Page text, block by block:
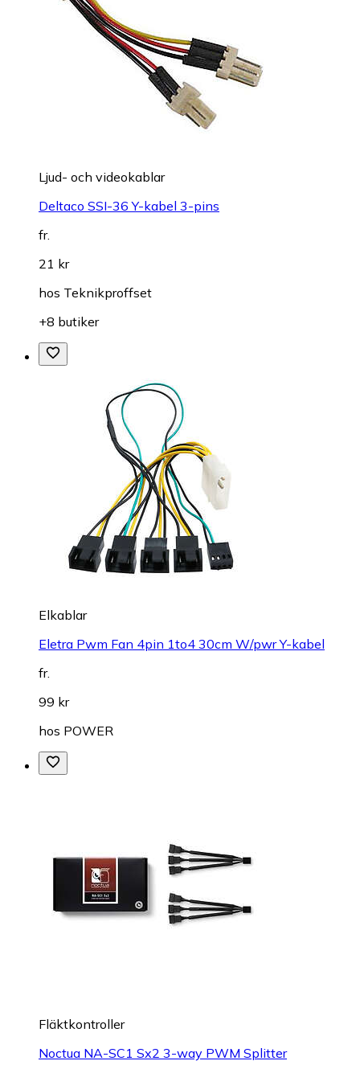
Ljud- och videokablar
Deltaco SSI-36 Y-kabel 3-pins
fr.
21 kr
hos Teknikproffset
+8 butiker
Elkablar
Eletra Pwm Fan 4pin 1to4 30cm W/pwr Y-kabel
fr.
99 kr
hos POWER
Fläktkontroller
Noctua NA-SC1 Sx2 3-way PWM Splitter